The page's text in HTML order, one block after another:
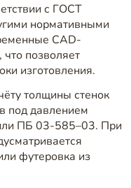
с ГОСТ
нормативными
CAD-
позволяет
изготовления.
толщины стенок
под давлением
ПБ 03-585–03. При
футеровка из